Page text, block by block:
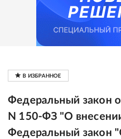
Федеральный закон
N 150-ФЗ "О
Федеральный закон